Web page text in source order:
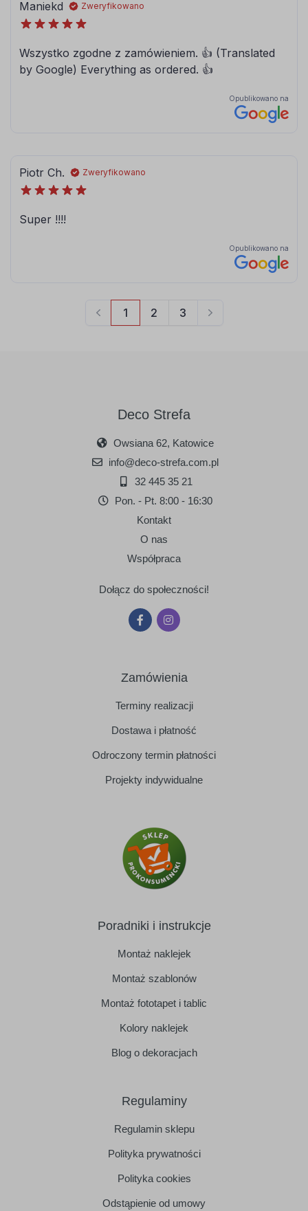
Deco Strefa
Owsiana 62, Katowice
info@deco-strefa.com.pl
32 445 35 21
Pon. - Pt. 8:00 - 16:30
Kontakt
O nas
Współpraca
Dołącz do społeczności!
Zamówienia
Terminy realizacji
Dostawa i płatność
Odroczony termin płatności
Projekty indywidualne
Poradniki i instrukcje
Montaż naklejek
Montaż szablonów
Montaż fototapet i tablic
Kolory naklejek
Blog o dekoracjach
Regulaminy
Regulamin sklepu
Polityka prywatności
Polityka cookies
Odstąpienie od umowy